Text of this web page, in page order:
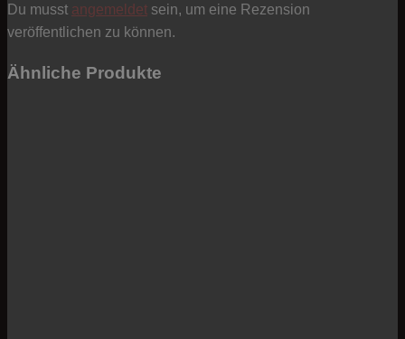
Du musst angemeldet sein, um eine Rezension
veröffentlichen zu können.
Ähnliche Produkte